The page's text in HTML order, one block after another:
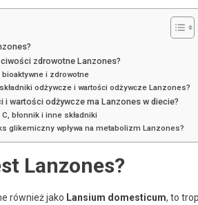
zdrowotne Lanzones?
bioaktywne i zdrowotne
odżywcze i wartości odżywcze Lanzones?
i wartości odżywcze ma Lanzones w diecie?
błonnik i inne składniki
glikemiczny wpływa na metabolizm Lanzones?
Lanzones?
również jako Lansium domesticum, to